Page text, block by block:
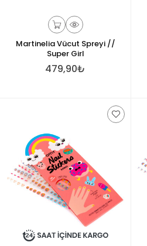
Martinelia Vücut Spreyi //
Super Girl
479,90₺